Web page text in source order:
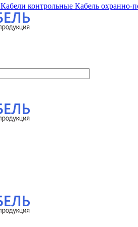
Кабели контрольные Кабель охранно-